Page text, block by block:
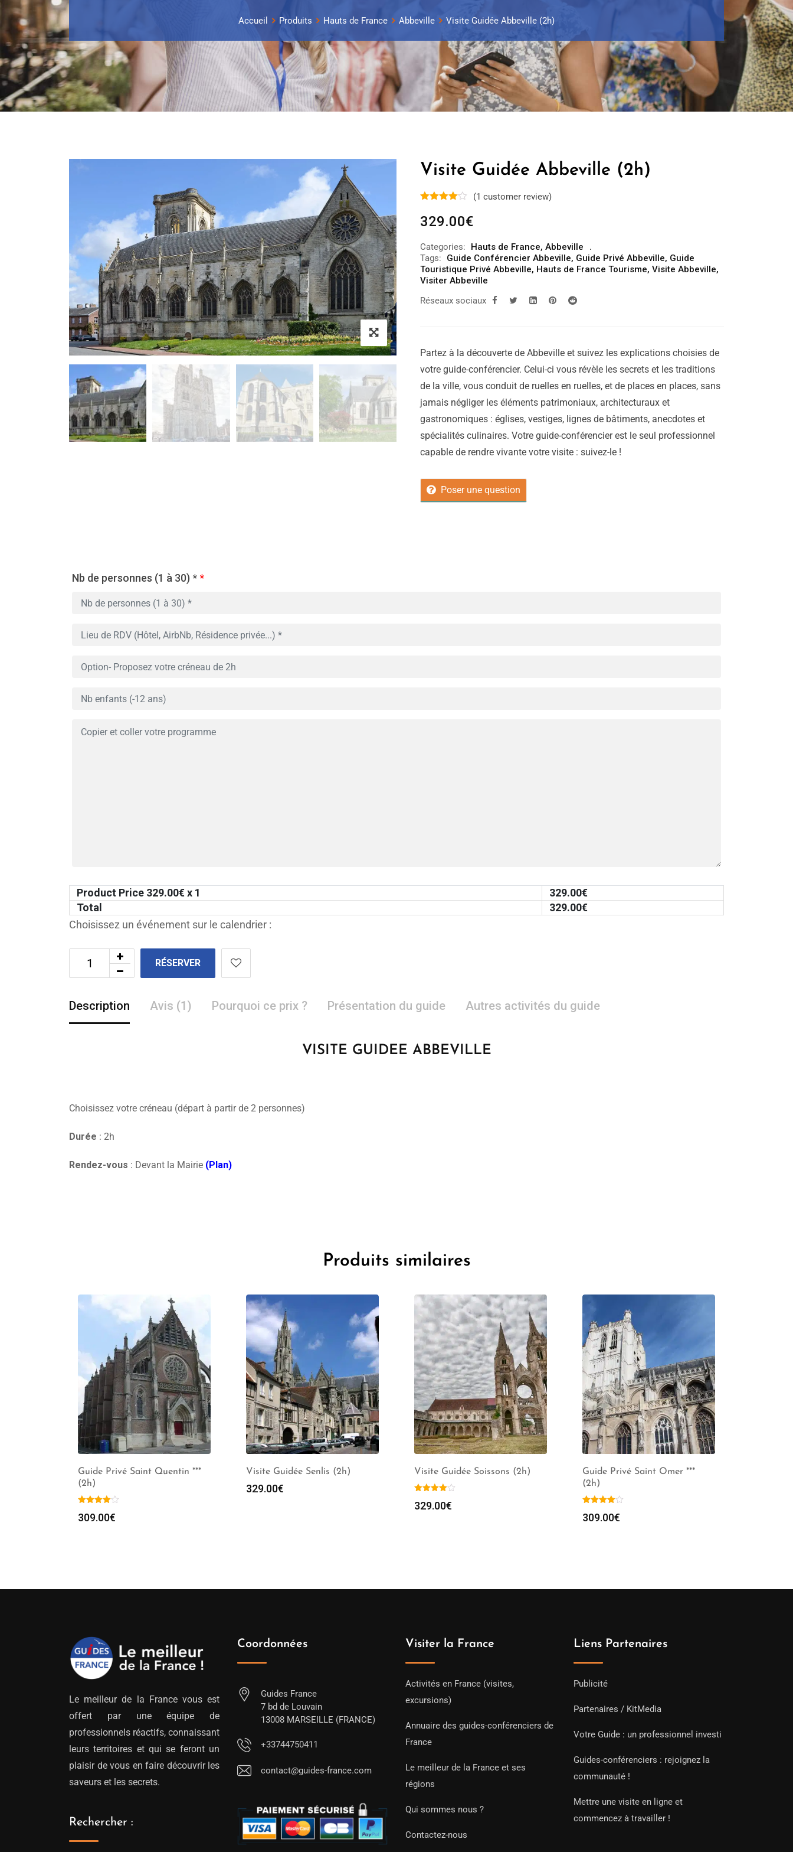
Accueil Produits Hauts de France Abbeville Visite Guidée Abbeville (2h)
Visite Guidée Abbeville (2h)
(1 customer review)
329.00€
Categories: Hauts de France, Abbeville
Tags:
Guide Conférencier Abbeville, Guide Privé Abbeville, Guide
Touristique Privé Abbeville, Hauts de France Tourisme, Visite Abbeville,
Visiter Abbeville
Réseaux sociaux
Partez à la découverte de Abbeville et suivez les explications choisies de
votre guide-conférencier. Celui-ci vous révèle les secrets et les traditions
de la ville, vous conduit de ruelles en ruelles, et de places en places, sans
jamais négliger les éléments patrimoniaux, architecturaux et
gastronomiques : églises, vestiges, lignes de bâtiments, anecdotes et
spécialités culinaires. Votre guide-conférencier est le seul professionnel
capable de rendre vivante votre visite : suivez-le !
Poser une question
Nb de personnes (1 à 30) **
Product Price 329.00€ x 1 329.00€
Total
329.00€
Choisissez un événement sur le calendrier :
RÉSERVER
Description Avis (1) Pourquoi ce prix ? Présentation du guide Autres activités du guide
VISITE GUIDEE ABBEVILLE
Choisissez votre créneau (départ à partir de 2 personnes)
Durée : 2h
Rendez-vous : Devant la Mairie (Plan)
Produits similaires
Guide Privé Saint Quentin ***
(2h)
309.00€
Visite Guidée Senlis (2h)
329.00€
Visite Guidée Soissons (2h)
329.00€
Guide Privé Saint Omer ***
(2h)
309.00€
Le meilleur de la France vous est
offert par une équipe de
professionnels réactifs, connaissant
leurs territoires et qui se feront un
plaisir de vous en faire découvrir les
saveurs et les secrets.
Rechercher :
Coordonnées
Guides France
7 bd de Louvain
13008 MARSEILLE (FRANCE)
+33744750411
contact@guides-france.com
Visiter la France
Activités en France (visites,
excursions)
Annuaire des guides-conférenciers de
France
Le meilleur de la France et ses
régions
Qui sommes nous ?
Contactez-nous
Liens Partenaires
Publicité
Partenaires / KitMedia
Votre Guide : un professionnel investi
Guides-conférenciers : rejoignez la
communauté !
Mettre une visite en ligne et
commencez à travailler !